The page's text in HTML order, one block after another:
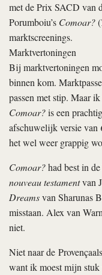
met de Prix SACD van
Porumboiu’s Comoar?(
marktscreenings.
Marktvertoningen
Bij marktvertoningen
binnen kom.
passen met stip. Maar
Comoar?is een
afschuwelijk versie van
het wel weer grappig
Comoar?had best in
nouveau testamentvan
Dreamsvan Sharunas
misstaan. Alex van
niet.
Niet naar de
want ik moest mijn stuk